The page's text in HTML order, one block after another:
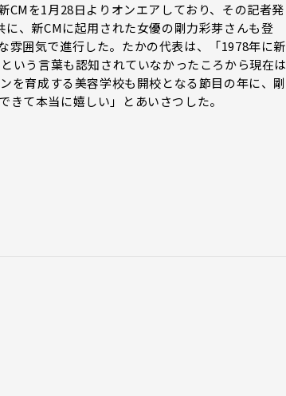
を1月28日よりオンエアしており、その記者発
、新CMに起用された女優の剛力彩芽さんも登
雰囲気で進行した。たかの代表は、「1978年に新
いう言葉も認知されていなかったころから現在は
を育成する美容学校も開校となる節目の年に、剛
て本当に嬉しい」とあいさつした。